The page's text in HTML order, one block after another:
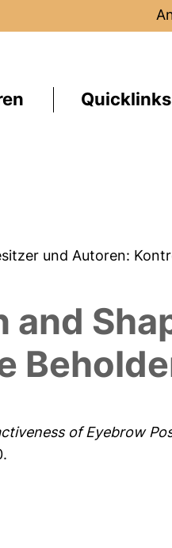
Quicklinks
und Autoren:
of Eyebrow